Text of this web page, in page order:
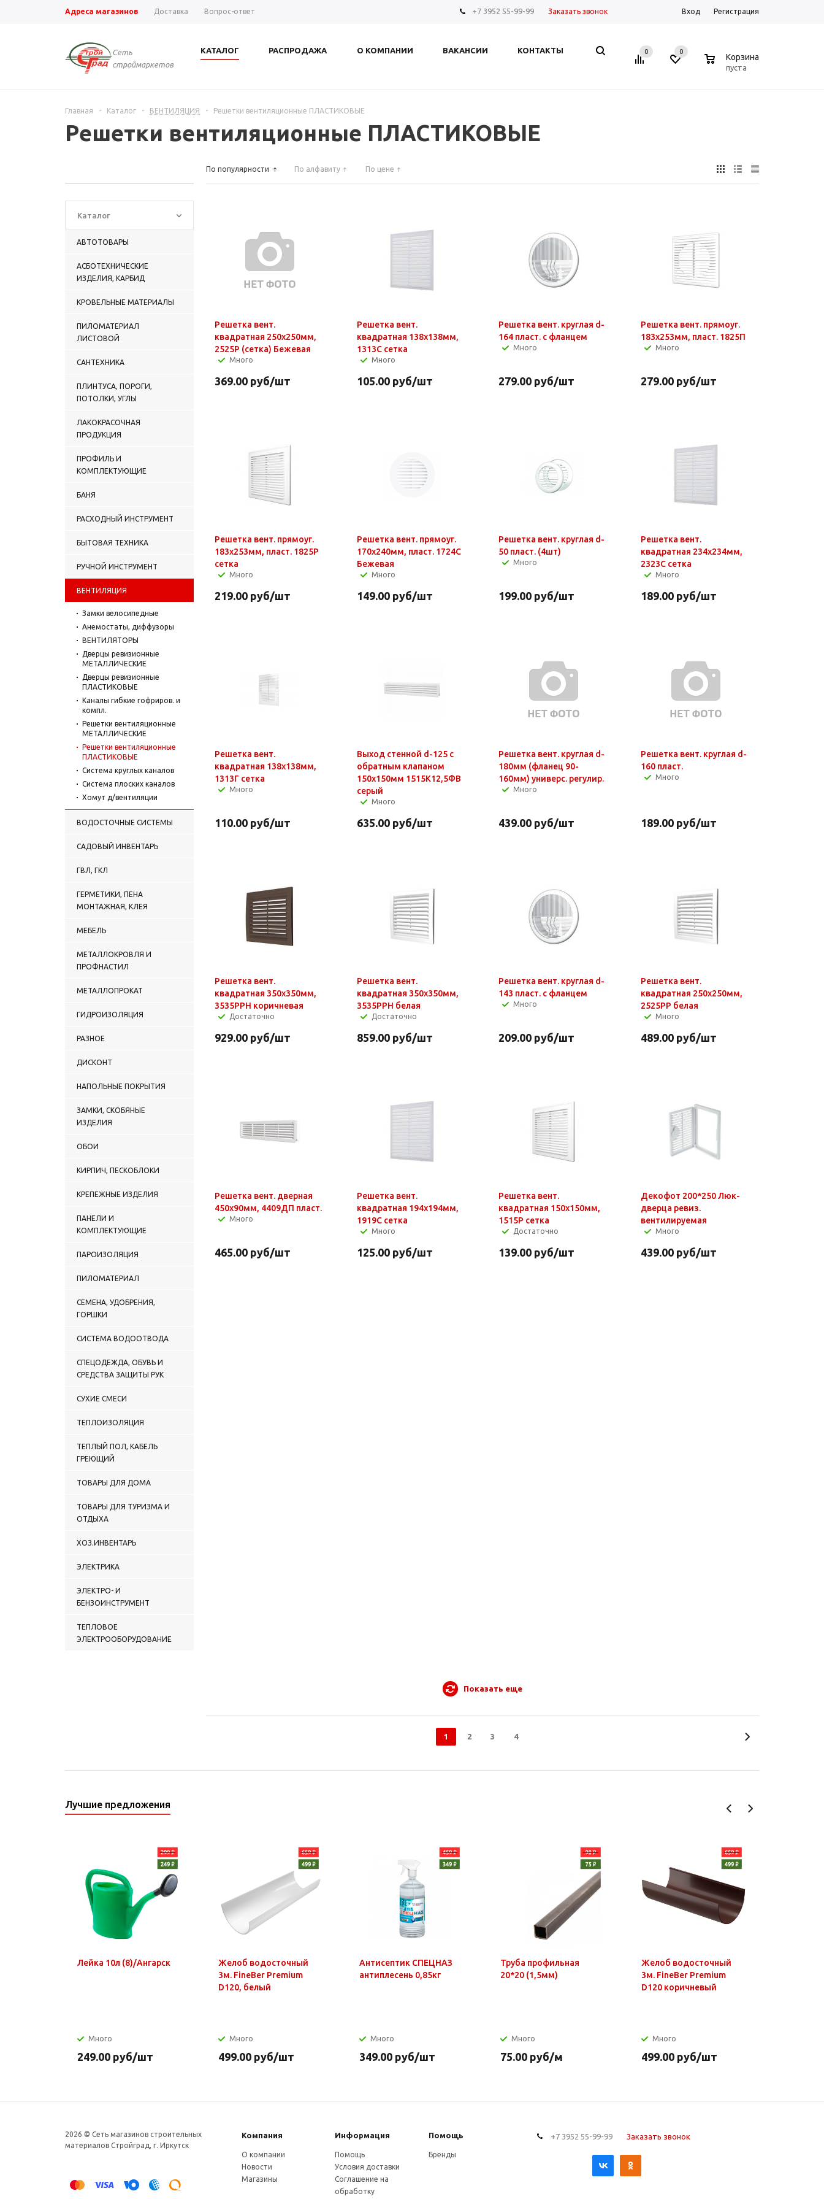
Адреса магазинов Доставка Вопрос-ответ +7 3952 55-99-99 Заказать звонок Вход Регистрация
Сеть
строймаркетов
КАТАЛОГ РАСПРОДАЖА О КОМПАНИИ ВАКАНСИИ КОНТАКТЫ 0 0
Корзина
пуста
Главная - Каталог - ВЕНТИЛЯЦИЯ - Решетки вентиляционные ПЛАСТИКОВЫЕ
Решетки вентиляционные ПЛАСТИКОВЫЕ
Каталог
АВТОТОВАРЫ
АСБОТЕХНИЧЕСКИЕ
ИЗДЕЛИЯ, КАРБИД
КРОВЕЛЬНЫЕ МАТЕРИАЛЫ
ПИЛОМАТЕРИАЛ
ЛИСТОВОЙ
САНТЕХНИКА
ПЛИНТУСА, ПОРОГИ,
ПОТОЛКИ, УГЛЫ
ЛАКОКРАСОЧНАЯ
ПРОДУКЦИЯ
ПРОФИЛЬ И
КОМПЛЕКТУЮЩИЕ
БАНЯ
РАСХОДНЫЙ ИНСТРУМЕНТ
БЫТОВАЯ ТЕХНИКА
РУЧНОЙ ИНСТРУМЕНТ
ВЕНТИЛЯЦИЯ
Замки велосипедные
Анемостаты, диффузоры
ВЕНТИЛЯТОРЫ
Дверцы ревизионные
МЕТАЛЛИЧЕСКИЕ
Дверцы ревизионные
ПЛАСТИКОВЫЕ
Каналы гибкие гофриров. и
компл.
Решетки вентиляционные
МЕТАЛЛИЧЕСКИЕ
Решетки вентиляционные
ПЛАСТИКОВЫЕ
Система круглых каналов
Система плоских каналов
Хомут д/вентиляции
ВОДОСТОЧНЫЕ СИСТЕМЫ
САДОВЫЙ ИНВЕНТАРЬ
ГВЛ, ГКЛ
ГЕРМЕТИКИ, ПЕНА
МОНТАЖНАЯ, КЛЕЯ
МЕБЕЛЬ
МЕТАЛЛОКРОВЛЯ И
ПРОФНАСТИЛ
МЕТАЛЛОПРОКАТ
ГИДРОИЗОЛЯЦИЯ
РАЗНОЕ
ДИСКОНТ
НАПОЛЬНЫЕ ПОКРЫТИЯ
ЗАМКИ, СКОБЯНЫЕ
ИЗДЕЛИЯ
ОБОИ
КИРПИЧ, ПЕСКОБЛОКИ
КРЕПЕЖНЫЕ ИЗДЕЛИЯ
ПАНЕЛИ И
КОМПЛЕКТУЮЩИЕ
ПАРОИЗОЛЯЦИЯ
ПИЛОМАТЕРИАЛ
СЕМЕНА, УДОБРЕНИЯ,
ГОРШКИ
СИСТЕМА ВОДООТВОДА
СПЕЦОДЕЖДА, ОБУВЬ И
СРЕДСТВА ЗАЩИТЫ РУК
СУХИЕ СМЕСИ
ТЕПЛОИЗОЛЯЦИЯ
ТЕПЛЫЙ ПОЛ, КАБЕЛЬ
ГРЕЮЩИЙ
ТОВАРЫ ДЛЯ ДОМА
ТОВАРЫ ДЛЯ ТУРИЗМА И
ОТДЫХА
ХОЗ.ИНВЕНТАРЬ
ЭЛЕКТРИКА
ЭЛЕКТРО- И
БЕНЗОИНСТРУМЕНТ
ТЕПЛОВОЕ
ЭЛЕКТРООБОРУДОВАНИЕ
По популярности По алфавиту По цене
Решетка вент.
квадратная 250х250мм,
2525Р (сетка) Бежевая
Много
369.00 руб/шт
Решетка вент.
квадратная 138х138мм,
1313С сетка
Много
105.00руб/шт
Решетка вент. круглая d-
164 пласт. с фланцем
Много
279.00 руб/шт
Решетка вент. прямоуг.
183х253мм, пласт. 1825П
Много
279.00руб/шт
Решетка вент. прямоуг.
183х253мм, пласт. 1825Р
сетка
Много
219.00 руб/шт
Решетка вент. прямоуг.
170х240мм, пласт. 1724С
Бежевая
Много
149.00руб/шт
Решетка вент. круглая d-
50 пласт. (4шт)
Много
199.00 руб/шт
Решетка вент.
квадратная 234х234мм,
2323С сетка
Много
189.00руб/шт
Решетка вент.
квадратная 138х138мм,
1313Г сетка
Много
110.00 руб/шт
Выход стенной d-125 с
обратным клапаном
150х150мм 1515К12,5ФВ
серый
Много
635.00руб/шт
Решетка вент. круглая d-
180мм (фланец 90-
160мм) универс. регулир.
Много
439.00 руб/шт
Решетка вент. круглая d-
160 пласт.
Много
189.00руб/шт
Решетка вент.
квадратная 350х350мм,
3535РРН коричневая
Достаточно
929.00 руб/шт
Решетка вент.
квадратная 350х350мм,
3535РРН белая
Достаточно
859.00руб/шт
Решетка вент. круглая d-
143 пласт. с фланцем
Много
209.00 руб/шт
Решетка вент.
квадратная 250х250мм,
2525РР белая
Много
489.00руб/шт
Решетка вент. дверная
450х90мм, 4409ДП пласт.
Много
465.00 руб/шт
Решетка вент.
квадратная 194х194мм,
1919С сетка
Много
125.00руб/шт
Решетка вент.
квадратная 150х150мм,
1515Р сетка
Достаточно
139.00 руб/шт
Декофот 200*250 Люк-
дверца ревиз.
вентилируемая
Много
439.00руб/шт
Показать еще
1 2 3 4
Лучшие предложения
Лейка 10л (8)/Ангарск
Много
249.00 руб/шт
Желоб водосточный
3м. FineBer Premium
D120, белый
Много
499.00 руб/шт
Антисептик СПЕЦНАЗ
антиплесень 0,85кг
Много
349.00 руб/шт
Труба профильная
20*20 (1,5мм)
Много
75.00 руб/м
Желоб водосточный
3м. FineBer Premium
D120 коричневый
Много
499.00 руб/шт
2026 © Сеть магазинов строительных
материалов Стройград, г. Иркутск
Компания Информация Помощь
О компании
Новости
Магазины
Помощь
Условия доставки
Соглашение на
обработку
Бренды
+7 3952 55-99-99 Заказать звонок